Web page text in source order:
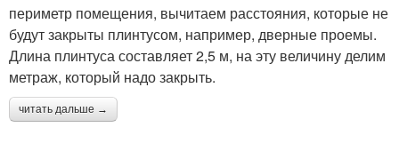
периметр помещения, вычитаем расстояния, которые не
будут закрыты плинтусом, например, дверные проемы.
Длина плинтуса составляет 2,5 м, на эту величину делим
метраж, который надо закрыть.
читать дальше →